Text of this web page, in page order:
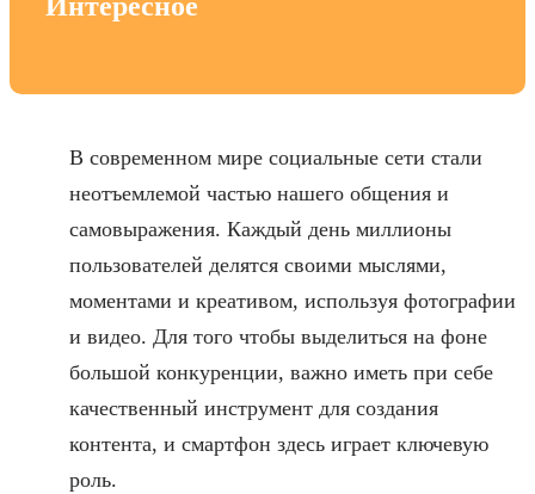
Интересное
В современном мире социальные сети стали
неотъемлемой частью нашего общения и
самовыражения. Каждый день миллионы
пользователей делятся своими мыслями,
моментами и креативом, используя фотографии
и видео. Для того чтобы выделиться на фоне
большой конкуренции, важно иметь при себе
качественный инструмент для создания
контента, и смартфон здесь играет ключевую
роль.